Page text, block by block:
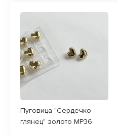
Пуговица "Сердечко
глянец" золото MP36